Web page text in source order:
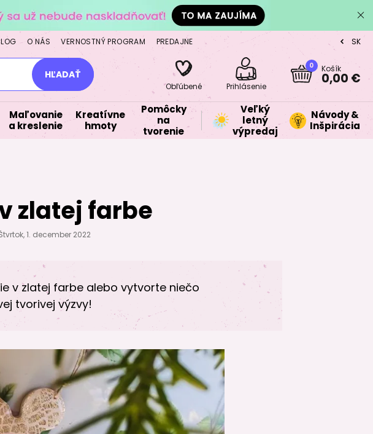
O NÁS VERNOSTNÝ PROGRAM PREDAJNE CZ
SK
HĽADAŤ
Obľúbené Prihlásenie
0 Košík
0,00 €
Maľovanie
a kreslenie
Kreatívne
hmoty
Pomôcky
na
tvorenie
Veľký
letný
výpredaj
Návody &
Inšpirácia
zlatej farbe
1. december 2022
v zlatej farbe alebo vytvorte niečo
tvorivej výzvy!